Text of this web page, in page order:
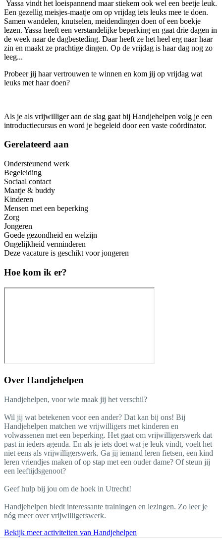
Yassa vindt het loeispannend maar stiekem ook wel een beetje leuk.
Een gezellig meisjes-maatje om op vrijdag iets leuks mee te doen.
Samen wandelen, knutselen, meidendingen doen of een boekje
lezen. Yassa heeft een verstandelijke beperking en gaat drie dagen in
de week naar de dagbesteding. Daar heeft ze het heel erg naar haar
zin en maakt ze prachtige dingen. Op de vrijdag is haar dag nog zo
leeg...
Probeer jij haar vertrouwen te winnen en kom jij op vrijdag wat
leuks met haar doen?
Als je als vrijwilliger aan de slag gaat bij Handjehelpen volg je een
introductiecursus en word je begeleid door een vaste coördinator.
Gerelateerd aan
Ondersteunend werk
Begeleiding
Sociaal contact
Maatje & buddy
Kinderen
Mensen met een beperking
Zorg
Jongeren
Goede gezondheid en welzijn
Ongelijkheid verminderen
Deze vacature is geschikt voor jongeren
Hoe kom ik er?
Over Handjehelpen
Handjehelpen, voor wie maak jij het verschil?
Wil jij wat betekenen voor een ander? Dat kan bij ons! Bij
Handjehelpen matchen we vrijwilligers met kinderen en
volwassenen met een beperking. Het gaat om vrijwilligerswerk dat
past in ieders agenda. En als je iets doet wat je leuk vindt, voelt het
niet eens als vrijwilligerswerk. Ga jij iemand leren fietsen, een kind
leren vriendjes maken of op stap met een ouder dame? Of steun jij
een leeftijdsgenoot?
Geef hulp bij jou om de hoek in Utrecht!
Handjehelpen biedt interessante trainingen en lezingen. Zo leer je
nóg meer over vrijwilligerswerk.
Bekijk meer activiteiten van Handjehelpen